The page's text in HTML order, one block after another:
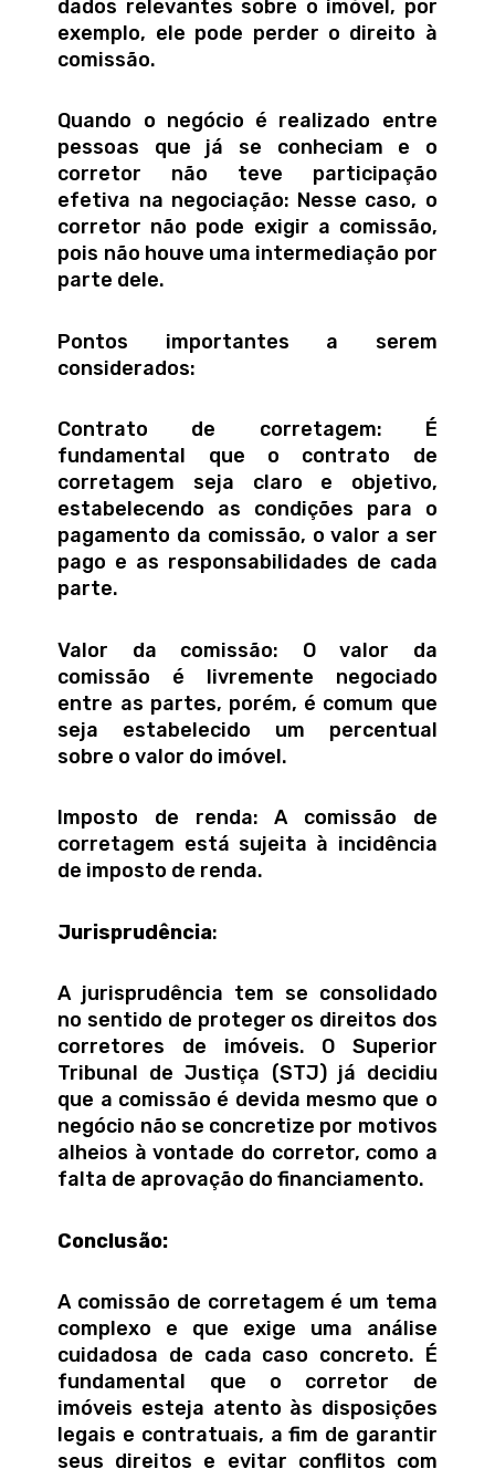
dados relevantes sobre o imóvel, por
exemplo, ele pode perder o direito à
comissão.
Quando o negócio é realizado entre
pessoas que já se conheciam e o
corretor não teve participação
efetiva na negociação: Nesse caso, o
corretor não pode exigir a comissão,
pois não houve uma intermediação por
parte dele.
Pontos importantes a serem
considerados:
Contrato de corretagem: É
fundamental que o contrato de
corretagem seja claro e objetivo,
estabelecendo as condições para o
pagamento da comissão, o valor a ser
pago e as responsabilidades de cada
parte.
Valor da comissão: O valor da
comissão é livremente negociado
entre as partes, porém, é comum que
seja estabelecido um percentual
sobre o valor do imóvel.
Imposto de renda: A comissão de
corretagem está sujeita à incidência
de imposto de renda.
Jurisprudência:
A jurisprudência tem se consolidado
no sentido de proteger os direitos dos
corretores de imóveis. O Superior
Tribunal de Justiça (STJ) já decidiu
que a comissão é devida mesmo que o
negócio não se concretize por motivos
alheios à vontade do corretor, como a
falta de aprovação do financiamento.
Conclusão:
A comissão de corretagem é um tema
complexo e que exige uma análise
cuidadosa de cada caso concreto. É
fundamental que o corretor de
imóveis esteja atento às disposições
legais e contratuais, a fim de garantir
seus direitos e evitar conflitos com